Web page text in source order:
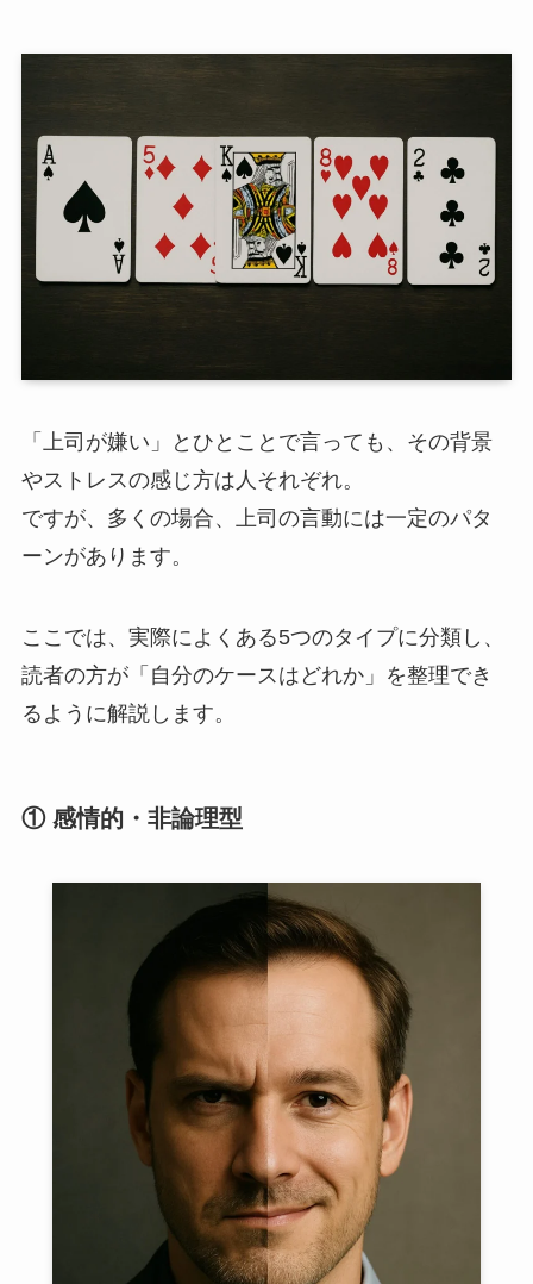
「上司が嫌い」とひとことで言っても、その背景
やストレスの感じ方は人それぞれ。
ですが、多くの場合、上司の言動には一定のパタ
ーンがあります。
ここでは、実際によくある5つのタイプに分類し、
読者の方が「自分のケースはどれか」を整理でき
るように解説します。
① 感情的・非論理型